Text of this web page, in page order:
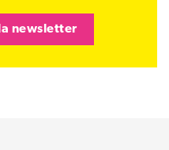
newsletter